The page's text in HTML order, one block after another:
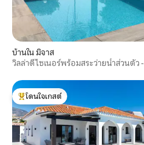
บ้านใน มิจาส
วิลล่าดีไซเนอร์พร้อมสระว่ายน้ำส่วนตัว
โดนใจเกสต์ที่สุด
โดนใจเกสต์